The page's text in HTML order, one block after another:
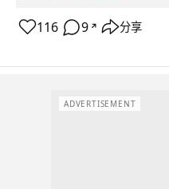
116 9 ↗ 分享
ADVERTISEMENT